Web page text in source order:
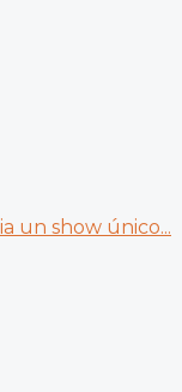
un show único...